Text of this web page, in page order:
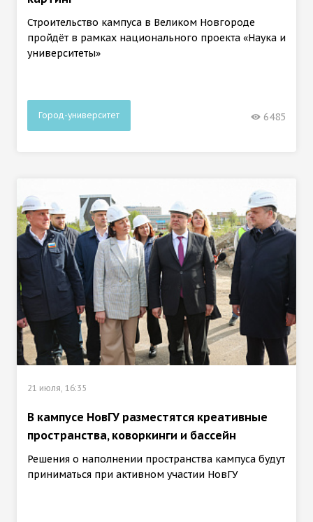
Строительство кампуса в Великом Новгороде
пройдёт в рамках национального проекта «Наука и
университеты»
Город-университет 6485
21 июля, 16:35
В кампусе НовГУ разместятся креативные
пространства, коворкинги и бассейн
Решения о наполнении пространства кампуса будут
приниматься при активном участии НовГУ